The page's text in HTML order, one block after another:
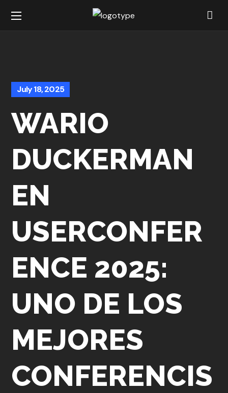
July 18, 2025
WARIO
DUCKERMAN
EN
USERCONFER
ENCE 2025:
UNO DE LOS
MEJORES
CONFERENCIS